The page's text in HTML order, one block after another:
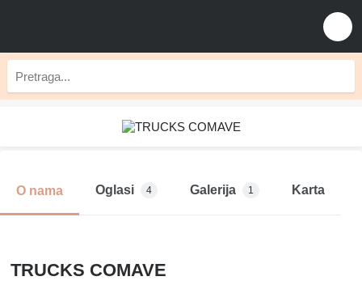
O nama Oglasi 4 Galerija 1 Karta
TRUCKS COMAVE